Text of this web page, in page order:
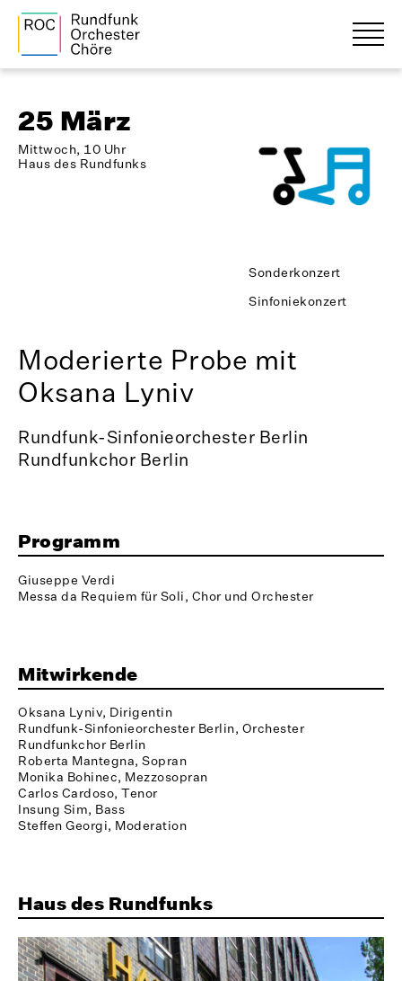
25 März
Mittwoch, 10 Uhr
Haus des Rundfunks
Sonderkonzert
Sinfoniekonzert
Moderierte Probe mit
Oksana Lyniv
Rundfunk-Sinfonieorchester Berlin
Rundfunkchor Berlin
Programm
Giuseppe Verdi
Messa da Requiem für Soli, Chor und Orchester
Mitwirkende
Oksana Lyniv, Dirigentin
Rundfunk-Sinfonieorchester Berlin, Orchester
Rundfunkchor Berlin
Roberta Mantegna, Sopran
Monika Bohinec, Mezzosopran
Carlos Cardoso, Tenor
Insung Sim, Bass
Steffen Georgi, Moderation
Haus des Rundfunks